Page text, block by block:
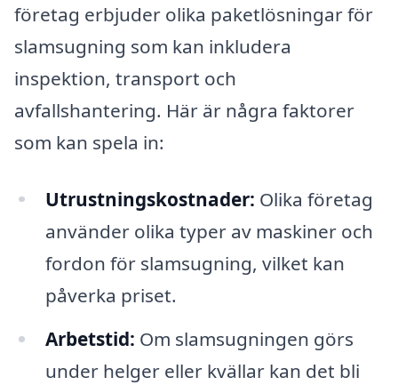
företag erbjuder olika paketlösningar för
slamsugning som kan inkludera
inspektion, transport och
avfallshantering. Här är några faktorer
som kan spela in:
Utrustningskostnader: Olika företag
använder olika typer av maskiner och
fordon för slamsugning, vilket kan
påverka priset.
Arbetstid: Om slamsugningen görs
under helger eller kvällar kan det bli